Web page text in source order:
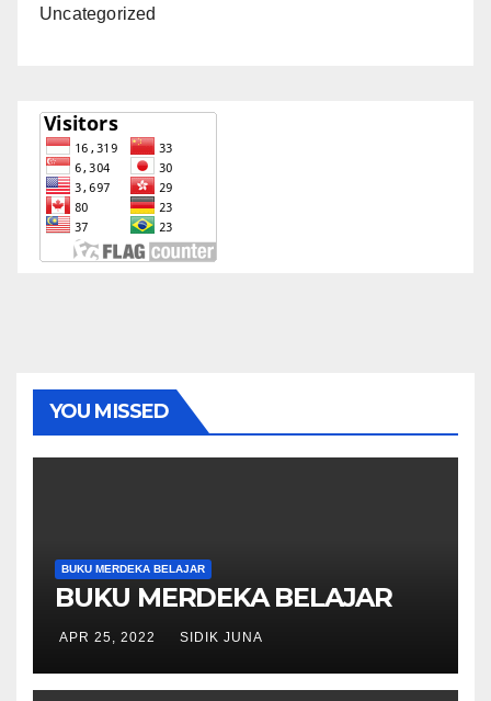
Uncategorized
YOU MISSED
BUKU MERDEKA BELAJAR
BUKU MERDEKA BELAJAR
APR 25, 2022 SIDIK JUNA